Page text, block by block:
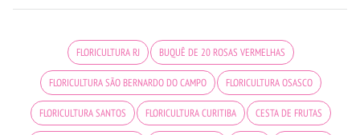
FLORICULTURA RJ BUQUÊ DE 20 ROSAS VERMELHAS
FLORICULTURA SÃO BERNARDO DO CAMPO FLORICULTURA OSASCO
FLORICULTURA SANTOS FLORICULTURA CURITIBA CESTA DE FRUTAS